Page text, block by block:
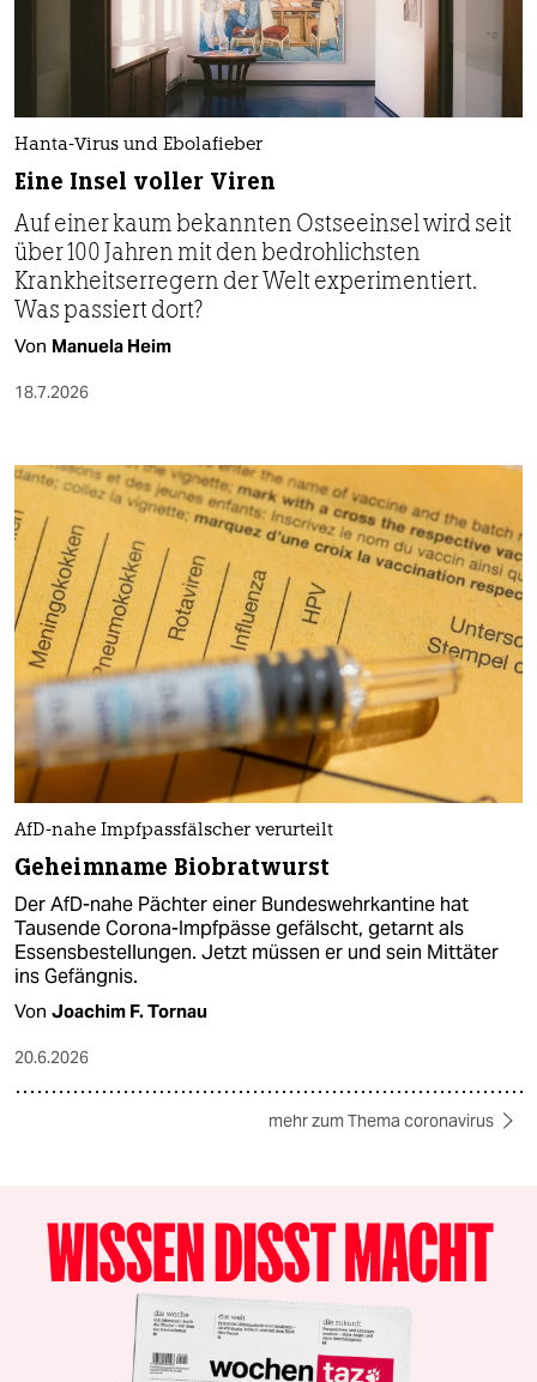
Hanta-Virus und Ebolafieber
Eine Insel voller Viren
Auf einer kaum bekannten Ostseeinsel wird seit
über 100 Jahren mit den bedrohlichsten
Krankheitserregern der Welt experimentiert.
Was passiert dort?
Von Manuela Heim
18.7.2026
AfD-nahe Impfpassfälscher verurteilt
Geheimname Biobratwurst
Der AfD-nahe Pächter einer Bundeswehrkantine hat
Tausende Corona-Impfpässe gefälscht, getarnt als
Essensbestellungen. Jetzt müssen er und sein Mittäter
ins Gefängnis.
Von Joachim F. Tornau
20.6.2026
mehr zum Thema coronavirus